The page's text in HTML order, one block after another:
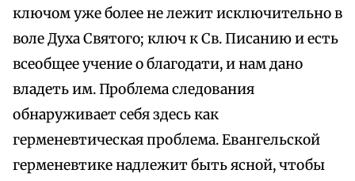
ключом уже более не лежит исключительно в
воле Духа Святого; ключ к Св. Писанию и есть
всеобщее учение о благодати, и нам дано
владеть им. Проблема следования
обнаруживает себя здесь как
герменевтическая проблема. Евангельской
герменевтике надлежит быть ясной, чтобы